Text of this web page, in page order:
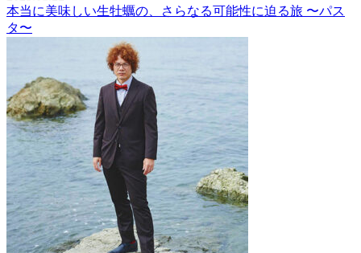
本当に美味しい生牡蠣の、さらなる可能性に迫る旅 〜パス
タ〜